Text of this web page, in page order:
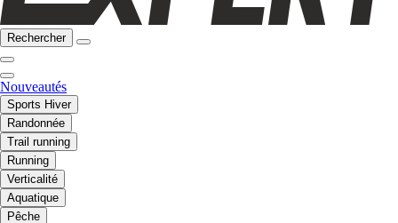
Rechercher
Nouveautés
Sports Hiver
Randonnée
Trail running
Running
Verticalité
Aquatique
Pêche